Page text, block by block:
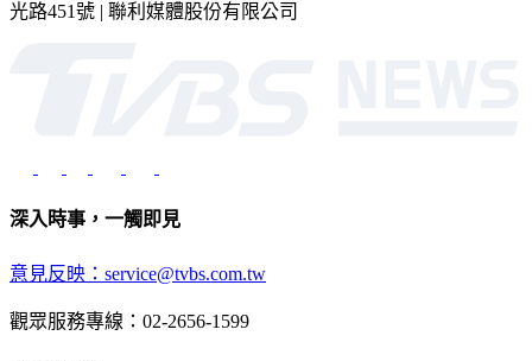
光路451號 | 聯利媒體股份有限公司
深入時事，一觸即見
意見反映：service@tvbs.com.tw
觀眾服務專線：02-2656-1599